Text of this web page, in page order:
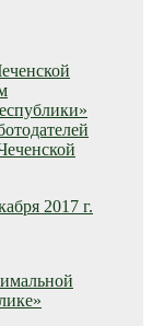
2017 г.